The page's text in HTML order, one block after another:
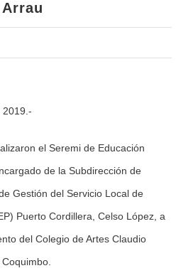
2019.-
el Seremi de Educación
de la Subdirección de
Gestión del Servicio Local de
Puerto Cordillera, Celso López, a
del Colegio de Artes Claudio